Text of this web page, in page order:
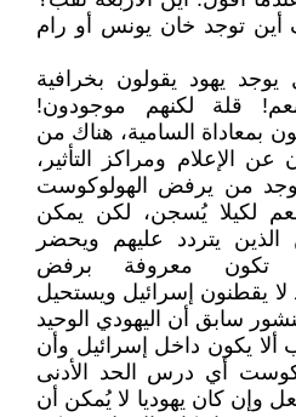
أين توجد خان يونس أو رام
يهود يقولون بخرافية
قلة لكنهم موجودون!
بمعاداة السامية، هناك من
الإعلام ومراكز التأثير،
من يرفض الهولوكوست
لكيلا يُسجن، لكن يمكن
يتردد عليهم ويحضر
تكون معروفة برفض
لا يقطنون إسرائيل ويستحيل
سابق أن اليهودي الوحيد
ألا يكون داخل إسرائيل وأن
أي درس الحد الأدنى
كان يهوديا لا يُمكن أن